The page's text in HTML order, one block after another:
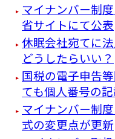
マイナンバー制
省サイトにて公表
休眠会社宛てに
どうしたらいい？
国税の電子申告
ても個人番号の
マイナンバー制
式の変更点が更新